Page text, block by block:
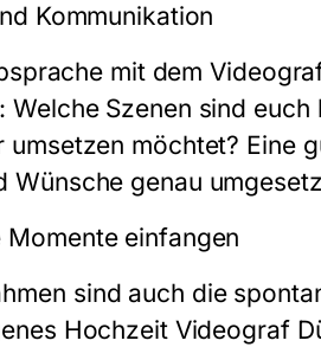
Kommunikation
mit dem
Welche Szenen sind
möchtet? Eine
Wünsche genau
einfangen
sind auch die
Hochzeit Videograf